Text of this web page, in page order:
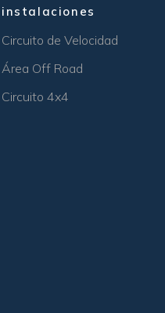
instalaciones
Circuito de Velocidad
Área Off Road
Circuito 4x4